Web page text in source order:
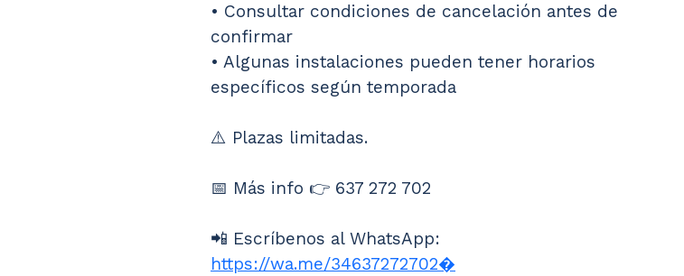
• Consultar condiciones de cancelación antes de
confirmar
• Algunas instalaciones pueden tener horarios
específicos según temporada
⚠️ Plazas limitadas.
📅 Más info 👉 637 272 702
📲 Escríbenos al WhatsApp:
https://wa.me/34637272702⁠�